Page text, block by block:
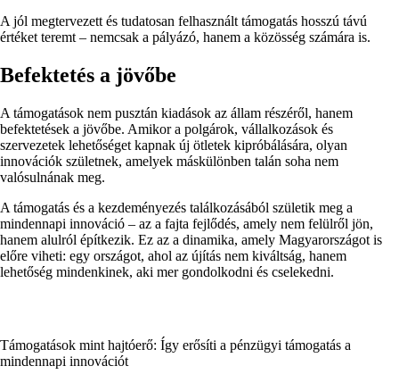
A jól megtervezett és tudatosan felhasznált támogatás hosszú távú
értéket teremt – nemcsak a pályázó, hanem a közösség számára is.
Befektetés a jövőbe
A támogatások nem pusztán kiadások az állam részéről, hanem
befektetések a jövőbe. Amikor a polgárok, vállalkozások és
szervezetek lehetőséget kapnak új ötletek kipróbálására, olyan
innovációk születnek, amelyek máskülönben talán soha nem
valósulnának meg.
A támogatás és a kezdeményezés találkozásából születik meg a
mindennapi innováció – az a fajta fejlődés, amely nem felülről jön,
hanem alulról építkezik. Ez az a dinamika, amely Magyarországot is
előre viheti: egy országot, ahol az újítás nem kiváltság, hanem
lehetőség mindenkinek, aki mer gondolkodni és cselekedni.
Támogatások mint hajtóerő: Így erősíti a pénzügyi támogatás a
mindennapi innovációt